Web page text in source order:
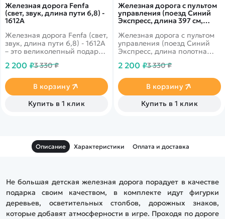
Железная дорога Fenfa
(свет, звук, длина пути 6,8) -
1612A
Железная дорога Fenfa (свет,
звук, длина пути 6,8) - 1612A
– это великолепный подарок
возрастов. Ведь это
локомотив с прицепным
составом и дорогой, которая
собирается из отдельных
деталей.
2 200 ₽3 330 ₽
В корзину
Купить в 1 клик
Железная дорога с пультом
управления (поезд Синий
Экспресс, длина 397 см,
Железная дорога с пультом
управления (поезд Синий
Экспресс, длина полотна
представляет собой целый
способный заинтересовать
ребенка возможностью
увлекательных
реалистичных игр. Однако,
поезда.
2 200 ₽3 330 ₽
В корзину
Купить в 1 клик
Описание Характеристики Оплата и доставка
Не большая детская железная дорога порадует в качестве
подарка своим качеством, в комплекте идут фигурки
деревьев, осветительных столбов, дорожных знаков,
которые добавят атмосферности в игре. Проходя по дороге